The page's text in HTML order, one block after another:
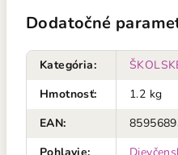
Dodatočné
Kategória:
Hmotnosť:
1.2 kg
EAN: